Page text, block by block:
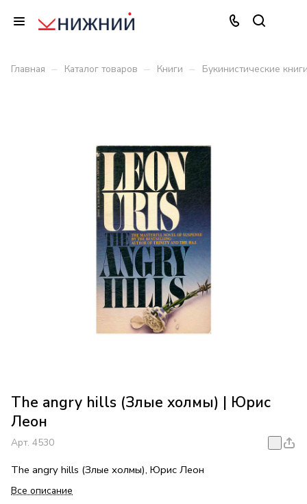
Главная – Каталог товаров – Книги – Букинистические
The angry hills (Злые холмы) | Юрис
Леон
Арт. 4530
The angry hills (Злые холмы), Юрис Леон
Все описание